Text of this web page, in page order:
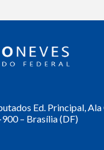
Ed. Principal,
– Brasília (DF)